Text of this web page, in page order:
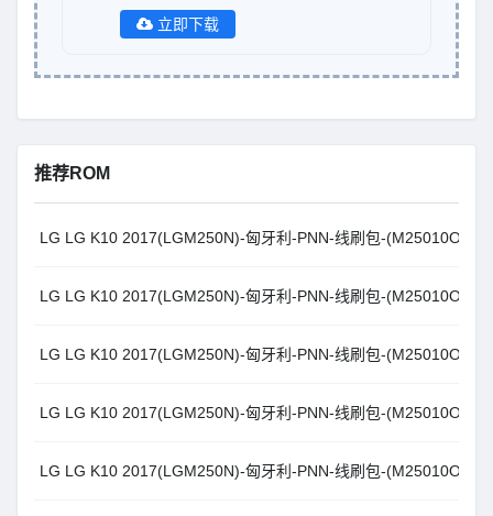
立即下载
推荐ROM
LG LG K10 2017(LGM250N)-匈牙利-PNN-线刷包-
LG LG K10 2017(LGM250N)-匈牙利-PNN-线刷包-
LG LG K10 2017(LGM250N)-匈牙利-PNN-线刷包-
LG LG K10 2017(LGM250N)-匈牙利-PNN-线刷包-
LG LG K10 2017(LGM250N)-匈牙利-PNN-线刷包-